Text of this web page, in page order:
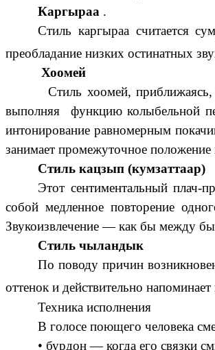
Каргыраа .
Стиль каргыраа считается
преобладание низких остинатных
Хоомей
Стиль хоомей, приближаясь,
выполняя функцию колыбельной
интонирование равномерным
занимает промежуточное положение
Стиль кацзып (кумзаттаар)
Этот сентиментальный плач-
собой медленное повторение
Звукоизвлечение — как бы между
Стиль чыландык
По поводу причин
оттенок и действительно
Техника исполнения
В голосе поющего человека
• бурдон — когда его связки